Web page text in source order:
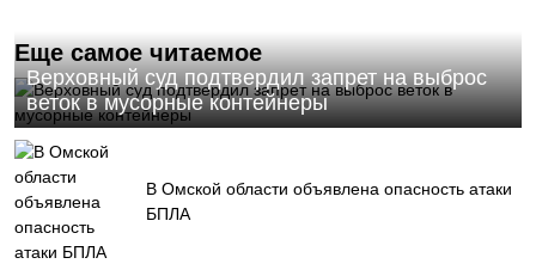
Еще самое читаемое
Верховный суд подтвердил запрет на выброс
веток в мусорные контейнеры
В Омской области объявлена опасность атаки
БПЛА